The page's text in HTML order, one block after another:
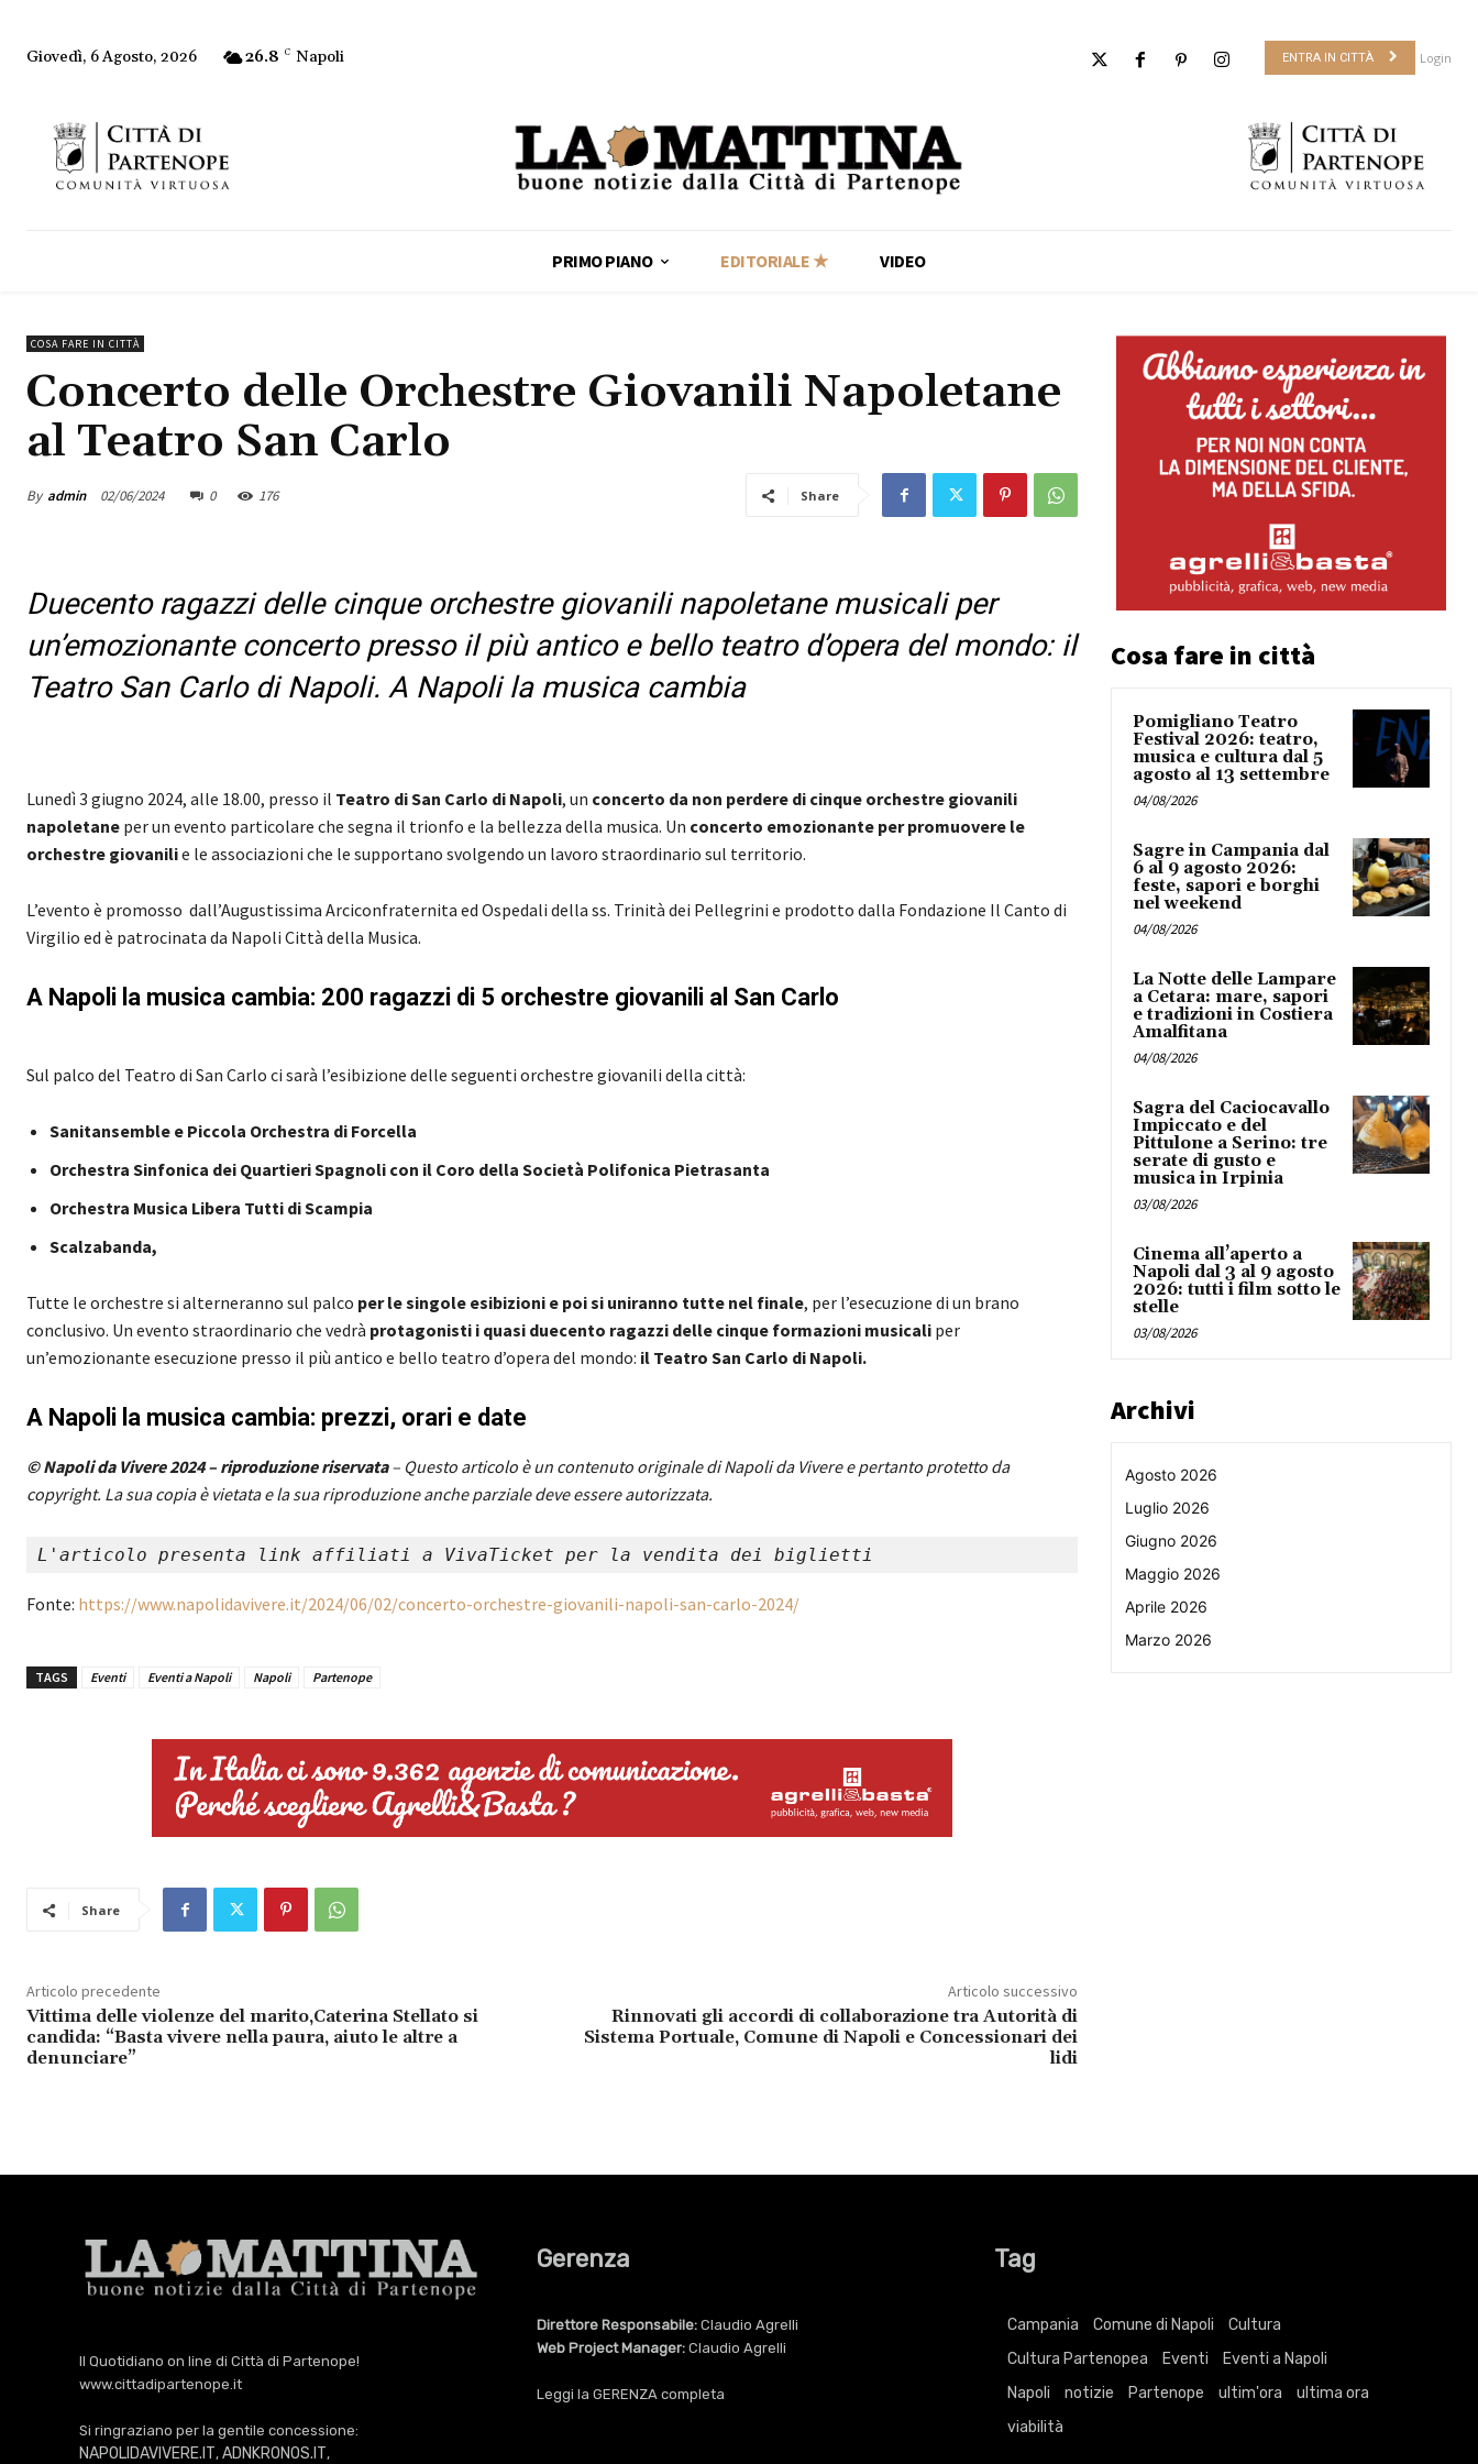
Giovedì, 6 Agosto, 2026 26.8 C Napoli ENTRA IN CITTÀ Login
PRIMO PIANO EDITORIALE ★ VIDEO
COSA FARE IN CITTÀ
Concerto delle Orchestre Giovanili Napoletane
al Teatro San Carlo
By admin 02/06/2024 0 176 Share
Duecento ragazzi delle cinque orchestre giovanili napoletane musicali per
un’emozionante concerto presso il più antico e bello teatro d’opera del mondo: il
Teatro San Carlo di Napoli. A Napoli la musica cambia
Lunedì 3 giugno 2024, alle 18.00, presso il Teatro di San Carlo di Napoli, un concerto da non perdere di cinque orchestre giovanili
napoletane per un evento particolare che segna il trionfo e la bellezza della musica. Un concerto emozionante per promuovere le
orchestre giovanilie le associazioni che le supportano svolgendo un lavoro straordinario sul territorio.
L’evento è promosso dall’Augustissima Arciconfraternita ed Ospedali della ss. Trinità dei Pellegrini e prodotto dalla Fondazione Il Canto di
Virgilio ed è patrocinata da Napoli Città della Musica.
A Napoli la musica cambia: 200 ragazzi di 5 orchestre giovanili al San Carlo
Sul palco del Teatro di San Carlo ci sarà l’esibizione delle seguenti orchestre giovanili della città:
Sanitansemble e Piccola Orchestra di Forcella
Orchestra Sinfonica dei Quartieri Spagnoli con il Coro della Società Polifonica Pietrasanta
Orchestra Musica Libera Tutti di Scampia
Scalzabanda,
Tutte le orchestre si alterneranno sul palco per le singole esibizioni e poi si uniranno tutte nel finale, per l’esecuzione di un brano
conclusivo. Un evento straordinario che vedrà protagonisti i quasi duecento ragazzi delle cinque formazioni musicali per
un’emozionante esecuzione presso il più antico e bello teatro d’opera del mondo: il Teatro San Carlo di Napoli.
A Napoli la musica cambia: prezzi, orari e date
© Napoli da Vivere 2024 – riproduzione riservata– Questo articolo è un contenuto originale di Napoli da Vivere e pertanto protetto da
copyright. La sua copia è vietata e la sua riproduzione anche parziale deve essere autorizzata.
L'articolo presenta link affiliati a VivaTicket per la vendita dei biglietti
Fonte: https://www.napolidavivere.it/2024/06/02/concerto-orchestre-giovanili-napoli-san-carlo-2024/
TAGS Eventi Eventi a Napoli Napoli Partenope
Share
Articolo precedente
Vittima delle violenze del marito,Caterina Stellato si
candida: “Basta vivere nella paura, aiuto le altre a
denunciare”
Articolo successivo
Rinnovati gli accordi di collaborazione tra Autorità di
Sistema Portuale, Comune di Napoli e Concessionari dei
lidi
Cosa fare in città
Pomigliano Teatro
Festival 2026: teatro,
musica e cultura dal 5
agosto al 13 settembre
04/08/2026
Sagre in Campania dal
6 al 9 agosto 2026:
feste, sapori e borghi
nel weekend
04/08/2026
La Notte delle Lampare
a Cetara: mare, sapori
e tradizioni in Costiera
Amalfitana
04/08/2026
Sagra del Caciocavallo
Impiccato e del
Pittulone a Serino: tre
serate di gusto e
musica in Irpinia
03/08/2026
Cinema all’aperto a
Napoli dal 3 al 9 agosto
2026: tutti i film sotto le
stelle
03/08/2026
Archivi
Agosto 2026
Luglio 2026
Giugno 2026
Maggio 2026
Aprile 2026
Marzo 2026
Il Quotidiano on line di Città di Partenope!
www.cittadipartenope.it
Si ringraziano per la gentile concessione:
NAPOLIDAVIVERE.IT, ADNKRONOS.IT,
Gerenza
Direttore Responsabile: Claudio Agrelli
Web Project Manager: Claudio Agrelli
Leggi la GERENZA completa
Tag
Campania Comune di Napoli
Cultura
Cultura Partenopea
Eventi
Eventi a Napoli
Napoli
notizie Partenope ultim'ora
ultima ora
viabilità